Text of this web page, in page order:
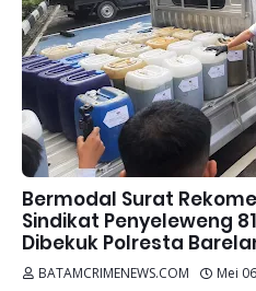
Bermodal Surat
Sindikat Penyeleweng
Dibekuk Polresta
BATAMCRIMENEWS.COM Mei